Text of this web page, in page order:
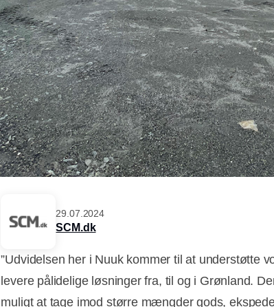
29.07.2024
SCM.dk
”Udvidelsen her i Nuuk kommer til at understøtte
levere pålidelige løsninger fra, til og i Grønland.
muligt at tage imod større mængder gods,